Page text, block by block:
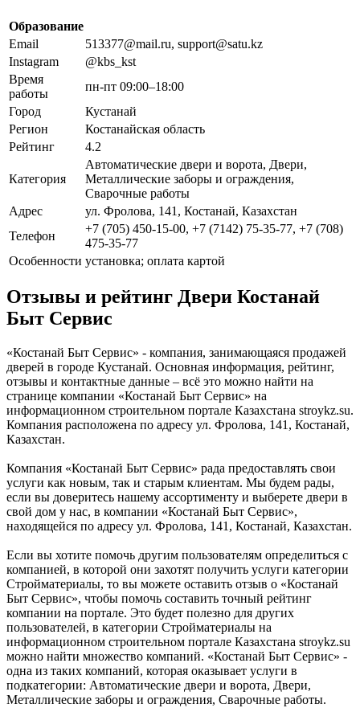
Образование
Email
513377@mail.ru, support@satu.kz
Instagram
@kbs_kst
Время
работы
пн-пт 09:00–18:00
Город
Кустанай
Регион
Костанайская область
Рейтинг
4.2
Категория
Автоматические двери и ворота, Двери,
Металлические заборы и ограждения,
Сварочные работы
Адрес
ул. Фролова, 141, Костанай, Казахстан
Телефон
+7 (705) 450-15-00, +7 (7142) 75-35-77, +7 (708)
475-35-77
Особенности установка; оплата картой
Отзывы и рейтинг Двери Костанай
Быт Сервис
«Костанай Быт Сервис» - компания, занимающаяся продажей
дверей в городе Кустанай. Основная информация, рейтинг,
отзывы и контактные данные – всё это можно найти на
странице компании «Костанай Быт Сервис» на
информационном строительном портале Казахстана stroykz.su.
Компания расположена по адресу ул. Фролова, 141, Костанай,
Казахстан.
Компания «Костанай Быт Сервис» рада предоставлять свои
услуги как новым, так и старым клиентам. Мы будем рады,
если вы доверитесь нашему ассортименту и выберете двери в
свой дом у нас, в компании «Костанай Быт Сервис»,
находящейся по адресу ул. Фролова, 141, Костанай, Казахстан.
Если вы хотите помочь другим пользователям определиться с
компанией, в которой они захотят получить услуги категории
Стройматериалы, то вы можете оставить отзыв о «Костанай
Быт Сервис», чтобы помочь составить точный рейтинг
компании на портале. Это будет полезно для других
пользователей, в категории Стройматериалы на
информационном строительном портале Казахстана stroykz.su
можно найти множество компаний. «Костанай Быт Сервис» -
одна из таких компаний, которая оказывает услуги в
подкатегории: Автоматические двери и ворота, Двери,
Металлические заборы и ограждения, Сварочные работы.